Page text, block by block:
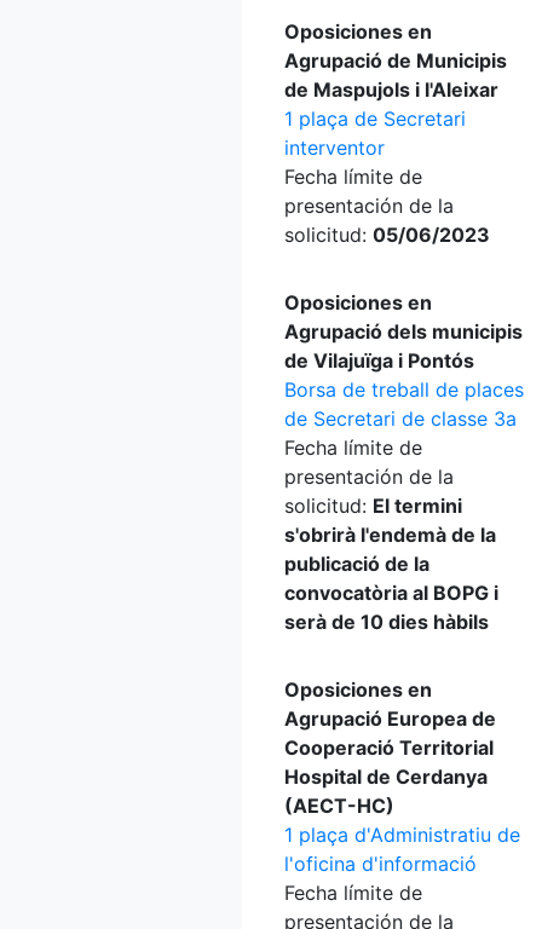
Oposiciones en
Agrupació de Municipis
de Maspujols i l'Aleixar
1 plaça de Secretari
interventor
Fecha límite de
presentación de la
solicitud: 05/06/2023
Oposiciones en
Agrupació dels municipis
de Vilajuïga i Pontós
Borsa de treball de places
de Secretari de classe 3a
Fecha límite de
presentación de la
solicitud: El termini
s'obrirà l'endemà de la
publicació de la
convocatòria al BOPG i
serà de 10 dies hàbils
Oposiciones en
Agrupació Europea de
Cooperació Territorial
Hospital de Cerdanya
(AECT-HC)
1 plaça d'Administratiu de
l'oficina d'informació
Fecha límite de
presentación de la